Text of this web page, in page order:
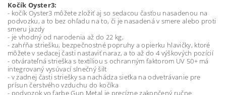
Kočík Oyster3:
- kočík Oyster3 môžete zložiť aj so sedacou časťou nasadenou na
podvozku, a to bez ohľadu na to, či je nasadená v smere alebo proti
smeru jazdy
- je vhodný od narodenia až do 22 kg,
- zahŕňa striešku, bezpečnostné popruhy a opierku hlavičky, ktoré
môžete v sedacej časti nastaviť naraz, a to až do 4 výškových pozícií
- otvárateľná strieška s textíliou s ochranným faktorom UV 50+ má
integrovaný vysúvací slnečný šilt
- v zadnej časti striešky sa nachádza sieťka na odvetrávanie pre
prísun čerstvého vzduchu do kočíka
- podvozok vo farbe Gun Metal je precízne zakončený ručne